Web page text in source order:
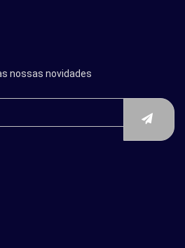
nossas novidades